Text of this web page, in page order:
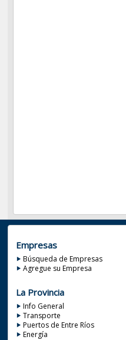
Empresas
Búsqueda de Empresas
Agregue su Empresa
La Provincia
Info General
Transporte
Puertos de Entre Ríos
Energía